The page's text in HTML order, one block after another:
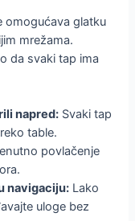
omogućava glatku
mrežama.
da svaki tap ima
napred: Svaki tap
table.
povlačenje
navigaciju: Lako
uloge bez